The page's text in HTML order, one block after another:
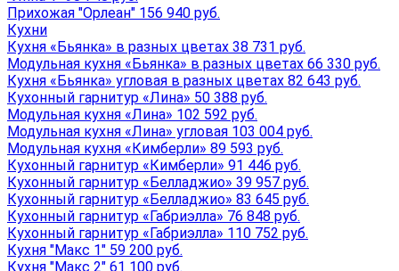
Прихожая "Орлеан" 156 940 руб.
Кухни
Кухня «Бьянка» в разных цветах 38 731 руб.
Модульная кухня «Бьянка» в разных цветах 66 330 руб.
Кухня «Бьянка» угловая в разных цветах 82 643 руб.
Кухонный гарнитур «Лина» 50 388 руб.
Модульная кухня «Лина» 102 592 руб.
Модульная кухня «Лина» угловая 103 004 руб.
Модульная кухня «Кимберли» 89 593 руб.
Кухонный гарнитур «Кимберли» 91 446 руб.
Кухонный гарнитур «Белладжио» 39 957 руб.
Кухонный гарнитур «Белладжио» 83 645 руб.
Кухонный гарнитур «Габриэлла» 76 848 руб.
Кухонный гарнитур «Габриэлла» 110 752 руб.
Кухня "Макс 1" 59 200 руб.
Кухня "Макс 2" 61 100 руб.